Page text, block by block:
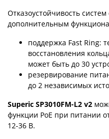
Отказоустойчивость
дополнительным
поддержка Fast Ring:
восстановления
может быть до 30
резервирование
до 2 независимых
Superic SP3010FM-L2 v2
функции PoE при питании
12-36 В.